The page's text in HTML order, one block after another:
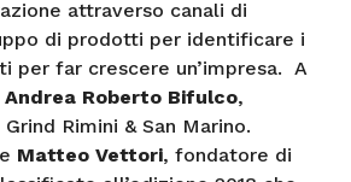
attraverso canali di
di prodotti per identificare i
per far crescere un’impresa. A
Andrea Roberto Bifulco,
Rimini & San Marino.
Matteo Vettori, fondatore di